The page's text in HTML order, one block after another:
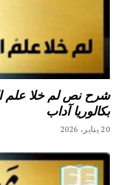
شرح نص لم خلا علم
بكالوريا آداب
20 يناير، 2026